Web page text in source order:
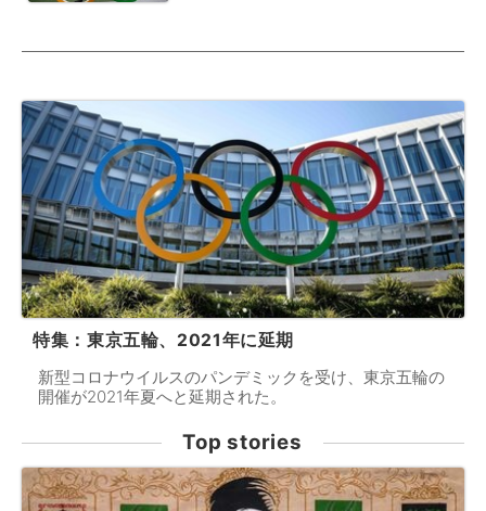
特集：東京五輪、2021年に延期
新型コロナウイルスのパンデミックを受け、東京五輪の
開催が2021年夏へと延期された。
Top stories